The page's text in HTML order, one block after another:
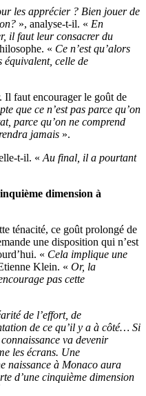
les apprécier ? Bien jouer de
», analyse-t-il. « En
il faut leur consacrer du
« Ce n’est qu’alors
équivalent, celle de
Il faut encourager le goût de
que ce n’est pas parce qu’on
parce qu’on ne comprend
jamais ».
t-il. « Au final, il a pourtant
dimension à
ténacité, ce goût prolongé de
une disposition qui n’est
« Cela implique une
Klein. « Or, la
pas cette
de l’effort, de
de ce qu’il y a à côté… Si
va devenir
les écrans. Une
naissance à Monaco aura
d’une cinquième dimension